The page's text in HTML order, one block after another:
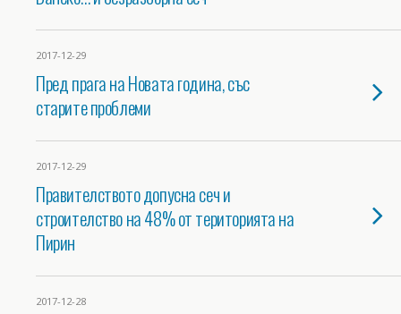
2017-12-29
Пред прага на Новата година, със
старите проблеми
2017-12-29
Правителството допусна сеч и
строителство на 48% от територията на
Пирин
2017-12-28